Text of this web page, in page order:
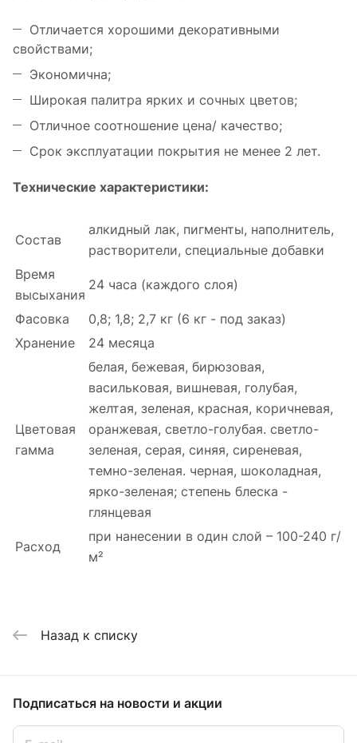
Отличается хорошими декоративными
свойствами;
Экономична;
Широкая палитра ярких и сочных цветов;
Отличное соотношение цена/ качество;
Срок эксплуатации покрытия не менее 2 лет.
Технические характеристики:
Состав
алкидный лак, пигменты, наполнитель,
растворители, специальные добавки
Время
высыхания
24 часа (каждого слоя)
Фасовка
0,8; 1,8; 2,7 кг (6 кг - под заказ)
Хранение
24 месяца
Цветовая
гамма
белая, бежевая, бирюзовая,
васильковая, вишневая, голубая,
желтая, зеленая, красная, коричневая,
оранжевая, светло-голубая. светло-
зеленая, серая, синяя, сиреневая,
темно-зеленая. черная, шоколадная,
ярко-зеленая; степень блеска -
глянцевая
Расход
при нанесении в один слой – 100-240 г/
м²
Назад к списку
Подписаться на новости и акции